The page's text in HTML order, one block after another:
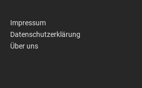
Impressum
Datenschutzerklärung
Über uns